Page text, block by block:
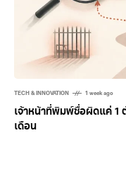
TECH & INNOVATION 1 week ago
เจ้าหน้าที่พิมพ์ชื่อผิดแค่ 1
เดือน